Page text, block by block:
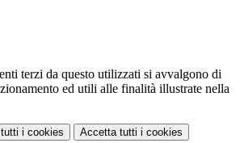
terzi da questo utilizzati si avvalgono di
ed utili alle finalità illustrate nella
i cookies Accetta tutti i cookies